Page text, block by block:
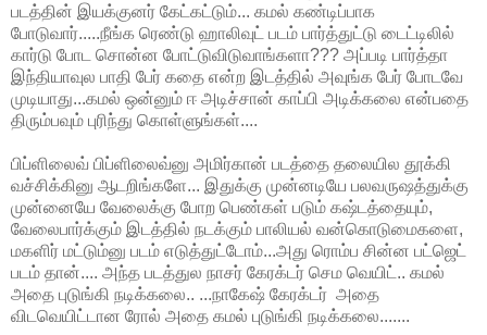
படத்தின் இயக்குனர் கேட்கட்டும்... கமல் கண்டிப்பாக
போடுவார்.....நீங்க ரெண்டு ஹாலிவுட் படம் பார்த்துட்டு டைட்டிலில்
கார்டு போட சொன்ன போட்டுவிடுவாங்களா??? அப்படி பார்த்தா
இந்தியாவுல பாதி பேர் கதை என்ற இடத்தில் அவுங்க பேர் போடவே
முடியாது...கமல் ஒன்னும் ஈ அடிச்சான் காப்பி அடிக்கலை என்பதை
திரும்பவும் புரிந்து கொள்ளுங்கள்....
பிப்ளிலைவ் பிப்ளிலைவ்னு அமிர்கான் படத்தை தலையில தூக்கி
வச்சிக்கினு ஆடறிங்களே... இதுக்கு முன்னடியே பலவருஷத்துக்கு
முன்னையே வேலைக்கு போற பெண்கள் படும் கஷ்டத்தையும்,
வேலைபார்க்கும் இடத்தில் நடக்கும் பாலியல் வன்கொடுமைகளை,
மகளிர் மட்டும்னு படம் எடுத்துட்டோம்...அது ரொம்ப சின்ன பட்ஜெட்
படம் தான்.... அந்த படத்துல நாசர் கேரக்டர் செம வெயிட்.. கமல்
அதை புடுங்கி நடிக்கலை.. ...நாகேஷ் கேரக்டர் அதை
விடவெயிட்டான ரோல் அதை கமல் புடுங்கி நடிக்கலை.......